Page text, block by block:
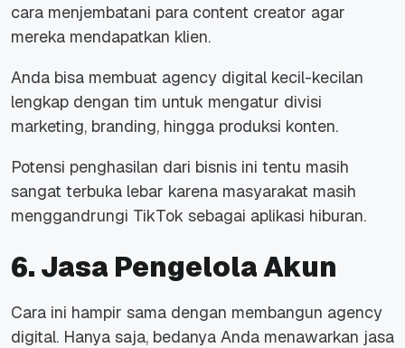
cara menjembatani para content creator agar
mereka mendapatkan klien.
Anda bisa membuat agency digital kecil-kecilan
lengkap dengan tim untuk mengatur divisi
marketing, branding, hingga produksi konten.
Potensi penghasilan dari bisnis ini tentu masih
sangat terbuka lebar karena masyarakat masih
menggandrungi TikTok sebagai aplikasi hiburan.
6. Jasa Pengelola Akun
Cara ini hampir sama dengan membangun agency
digital. Hanya saja, bedanya Anda menawarkan jasa